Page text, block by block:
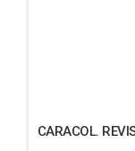
CARACOL.